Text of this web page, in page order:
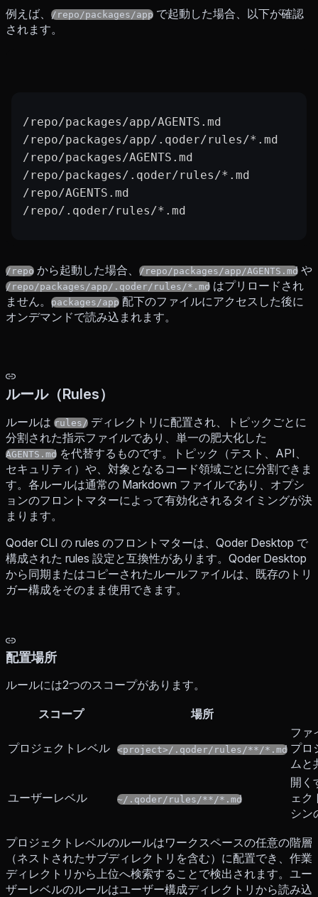
例えば、
/repo/packages/app で起動した場合、以下が確認
されます。
/repo/packages/app/AGENTS.md
/repo/packages/app/.qoder/rules/*.md
/repo/packages/AGENTS.md
/repo/packages/.qoder/rules/*.md
/repo/AGENTS.md
/repo/.qoder/rules/*.md
/repo から起動した場合、 /repo/packages/app/AGENTS.md や
/repo/packages/app/.qoder/rules/*.md はプリロードされ
ません。
packages/app 配下のファイルにアクセスした後に
オンデマンドで読み込まれます。
ルール（Rules）
ルールは rules/ ディレクトリに配置され、トピックごとに
分割された指示ファイルであり、単一の肥大化した
AGENTS.md を代替するものです。トピック（テスト、API、
セキュリティ）や、対象となるコード領域ごとに分割できま
す。各ルールは通常の Markdown ファイルであり、オプシ
ョンのフロントマターによって有効化されるタイミングが決
まります。
Qoder CLI の rules のフロントマターは、Qoder Desktop で
構成された rules 設定と互換性があります。Qoder Desktop
から同期またはコピーされたルールファイルは、既存のトリ
ガー構成をそのまま使用できます。
配置場所
ルールには2つのスコープがあります。
スコープ 場所
プロジェクトレベル <project>/.qoder/rules/**/*.md
ファ
プロ
ムと
ユーザーレベル ~/.qoder/rules/**/*.md
開く
ェク
シン
プロジェクトレベルのルールはワークスペースの任意の階層
（ネストされたサブディレクトリを含む）に配置でき、作業
ディレクトリから上位へ検索することで検出されます。ユー
ザーレベルのルールはユーザー構成ディレクトリから読み込